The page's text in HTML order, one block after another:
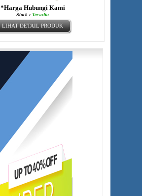
*Harga Hubungi Kami
Stock : Tersedia
LIHAT DETAIL PRODUK